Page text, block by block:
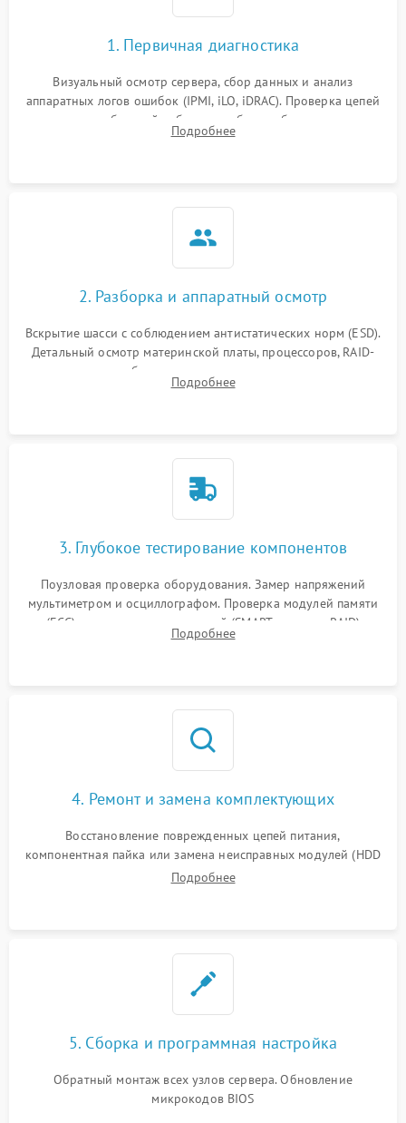
1. Первичная диагностика
Визуальный осмотр сервера, сбор данных и анализ
аппаратных логов ошибок (IPMI, iLO, iDRAC). Проверка цепей
питания и базовой работоспособности без вскрытия
корпуса для быстрой локализации сбоя.
Подробнее
2. Разборка и аппаратный осмотр
Вскрытие шасси с соблюдением антистатических норм (ESD).
Детальный осмотр материнской платы, процессоров, RAID-
контроллеров и блоков питания на наличие термических
повреждений, прогаров или окислений.
Подробнее
3. Глубокое тестирование компонентов
Поузловая проверка оборудования. Замер напряжений
мультиметром и осциллографом. Проверка модулей памяти
(ECC) и состояния накопителей (SMART, массивы RAID)
специализированными диагностическими утилитами.
Подробнее
4. Ремонт и замена комплектующих
Восстановление поврежденных цепей питания,
компонентная пайка или замена неисправных модулей (HDD
Подробнее
5. Сборка и программная настройка
Обратный монтаж всех узлов сервера. Обновление
микрокодов BIOS